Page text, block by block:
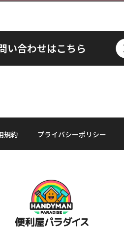
い合わせはこちら
規約 プライバシーポリシー